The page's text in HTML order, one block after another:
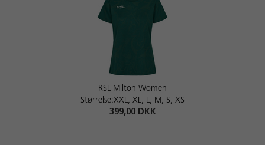
RSL Milton Women
Størrelse:XXL, XL, L, M, S, XS
399,00 DKK